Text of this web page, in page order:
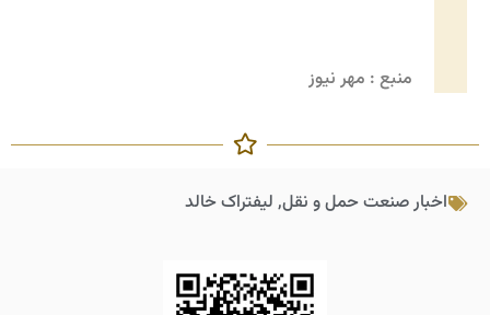
منبع : مهر نیوز
اخبار صنعت حمل و نقل, لیفتراک خالد